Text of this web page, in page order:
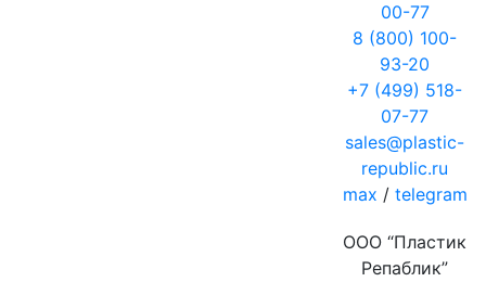
00-77
8 (800) 100-
93-20
+7 (499) 518-
07-77
sales@plastic-
republic.ru
max / telegram
ООО “Пластик
Репаблик”